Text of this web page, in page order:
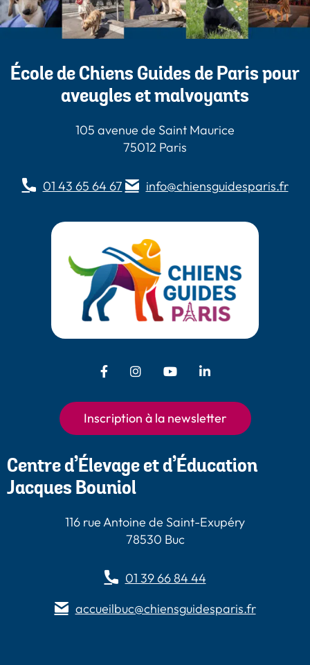
École de Chiens Guides de Paris pour
aveugles et malvoyants
105 avenue de Saint Maurice
75012 Paris
01 43 65 64 67 info@chiensguidesparis.fr
Facebook - Chiens Guides Paris
Instagram - Chiens Guides
Youtube - Chiens
Paris
Inscription à la newsletter
Centre d’Élevage et d’Éducation
Jacques Bouniol
116 rue Antoine de Saint-Exupéry
78530 Buc
01 39 66 84 44
accueilbuc@chiensguidesparis.fr